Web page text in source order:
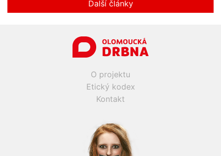
Další články
O projektu
Etický kodex
Kontakt